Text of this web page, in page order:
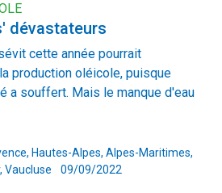
dévastateurs
cette année pourrait
production oléicole, puisque
a souffert. Mais le manque d'eau
Hautes-Alpes, Alpes-Maritimes,
Vaucluse
09/09/2022